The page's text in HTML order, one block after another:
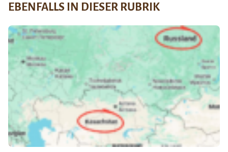
EBENFALLS IN DIESER RUBRIK